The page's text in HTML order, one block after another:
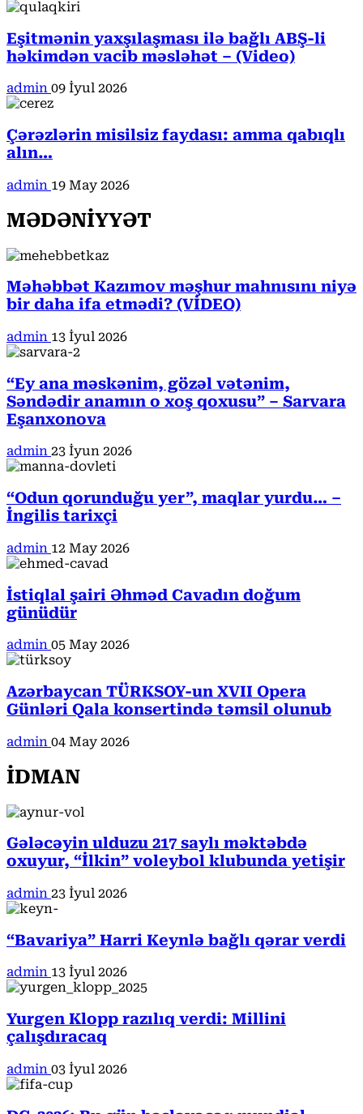
Eşitmənin yaxşılaşması ilə bağlı ABŞ-li
həkimdən vacib məsləhət – (Video)
admin 09 İyul 2026
Çərəzlərin misilsiz faydası: amma qabıqlı
alın…
admin 19 May 2026
MƏDƏNİYYƏT
Məhəbbət Kazımov məşhur mahnısını niyə
bir daha ifa etmədi? (VİDEO)
admin 13 İyul 2026
“Ey ana məskənim, gözəl vətənim,
Səndədir anamın o xoş qoxusu” – Sarvara
Eşanxonova
admin 23 İyun 2026
“Odun qorunduğu yer”, maqlar yurdu… –
İngilis tarixçi
admin 12 May 2026
İstiqlal şairi Əhməd Cavadın doğum
günüdür
admin 05 May 2026
Azərbaycan TÜRKSOY-un XVII Opera
Günləri Qala konsertində təmsil olunub
admin 04 May 2026
İDMAN
Gələcəyin ulduzu 217 saylı məktəbdə
oxuyur, “İlkin” voleybol klubunda yetişir
admin 23 İyul 2026
“Bavariya” Harri Keynlə bağlı qərar verdi
admin 13 İyul 2026
Yurgen Klopp razılıq verdi: Millini
çalışdıracaq
admin 03 İyul 2026